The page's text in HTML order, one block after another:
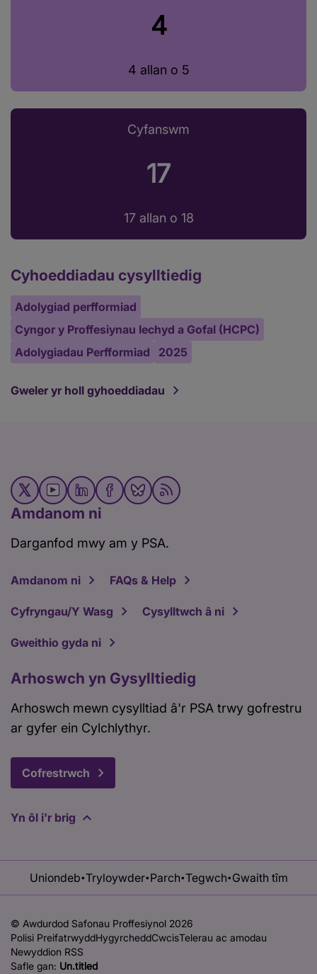
4
4 allan o 5
Cyfanswm
17
17 allan o 18
Cyhoeddiadau cysylltiedig
Adolygiad perfformiad
Cyngor y Proffesiynau Iechyd a Gofal (HCPC)
Adolygiadau Perfformiad
2025
Gweler yr holl gyhoeddiadau
Amdanom ni
Darganfod mwy am y PSA.
Amdanom ni FAQs & Help
Cyfryngau/Y Wasg Cysylltwch â ni
Gweithio gyda ni
Arhoswch yn Gysylltiedig
Arhoswch mewn cysylltiad â'r PSA trwy gofrestru
ar gyfer ein Cylchlythyr.
Cofrestrwch
Yn ôl i'r brig
Uniondeb•Tryloywder• Parch•Tegwch• Gwaith tîm
© Awdurdod Safonau Proffesiynol 2026
Polisi PreifatrwyddHygyrcheddCwcisTelerau ac amodau
Newyddion RSS
Safle gan: Un.titled